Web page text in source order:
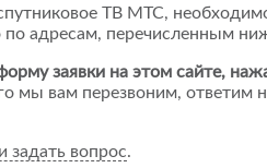
ТВ МТС,
по адресам, перечисленным
заявки на этом сайте,
мы вам перезвоним, ответим
задать вопрос.